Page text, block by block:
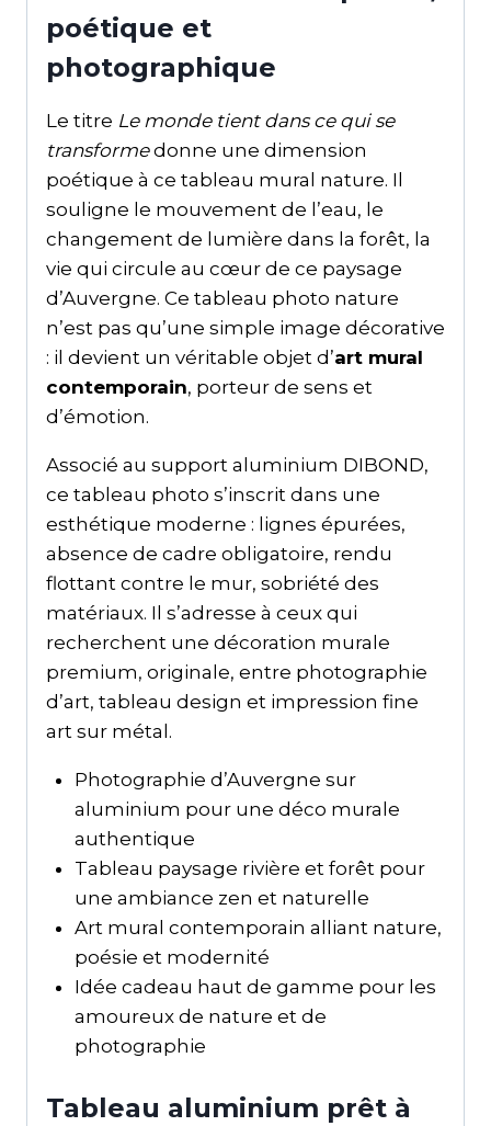
poétique et
photographique
Le titre Le monde tient dans ce qui se
transformedonne une dimension
poétique à ce tableau mural nature. Il
souligne le mouvement de l’eau, le
changement de lumière dans la forêt, la
vie qui circule au cœur de ce paysage
d’Auvergne. Ce tableau photo nature
n’est pas qu’une simple image décorative
: il devient un véritable objet d’art mural
contemporain, porteur de sens et
d’émotion.
Associé au support aluminium DIBOND,
ce tableau photo s’inscrit dans une
esthétique moderne : lignes épurées,
absence de cadre obligatoire, rendu
flottant contre le mur, sobriété des
matériaux. Il s’adresse à ceux qui
recherchent une décoration murale
premium, originale, entre photographie
d’art, tableau design et impression fine
art sur métal.
Photographie d’Auvergne sur
aluminium pour une déco murale
authentique
Tableau paysage rivière et forêt pour
une ambiance zen et naturelle
Art mural contemporain alliant nature,
poésie et modernité
Idée cadeau haut de gamme pour les
amoureux de nature et de
photographie
Tableau aluminium prêt à